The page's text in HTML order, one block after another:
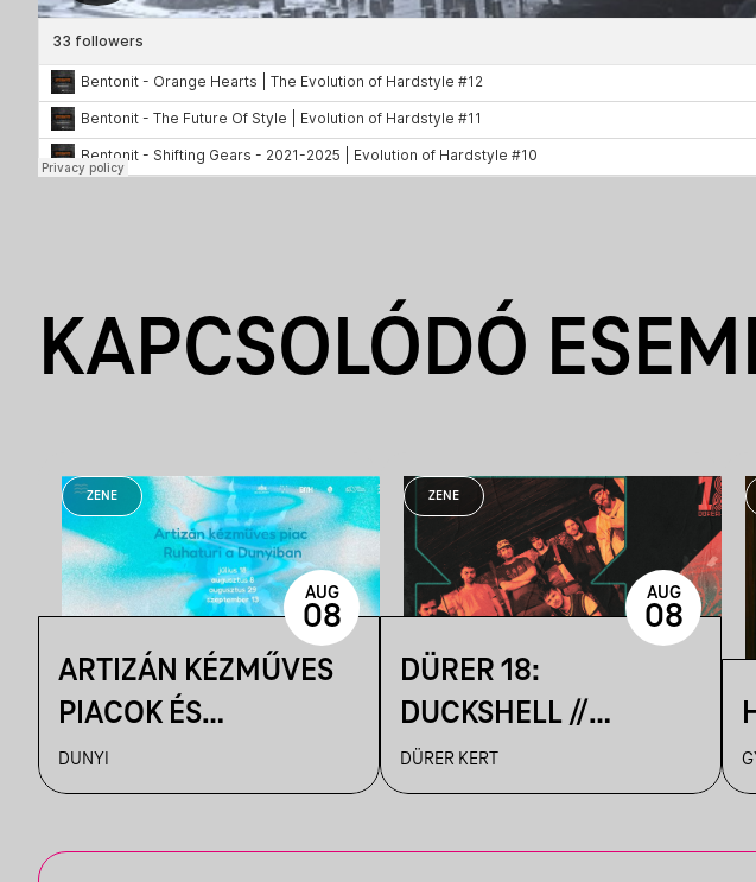
KAPCSOLÓDÓ
ZENE
ARTIZÁN KÉZMŰVES
PIACOK ÉS
RUHATURIK A
DUNYIBAN
DUNYI
AUG
08
ZENE
DÜRER 18:
DUCKSHELL //
VENDÉG:
VÁRHEGYUTCA
DÜRER KERT
AUG
08